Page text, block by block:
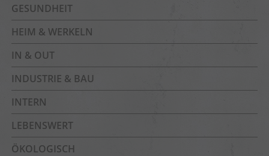
GESUNDHEIT
HEIM & WERKELN
IN & OUT
INDUSTRIE & BAU
INTERN
LEBENSWERT
ÖKOLOGISCH